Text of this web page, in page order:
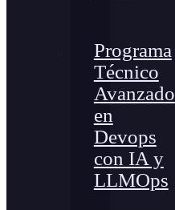
Programa
Técnico
Avanzado
en
Devops
con IA y
LLMOps